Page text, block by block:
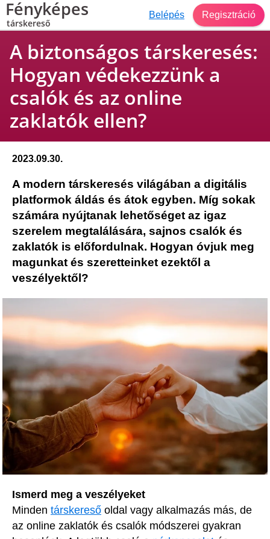
Fényképes
társkereső
Belépés Regisztráció
A biztonságos társkeresés:
Hogyan védekezzünk a
csalók és az online
zaklatók ellen?
2023.09.30.
A modern társkeresés világában a digitális
platformok áldás és átok egyben. Míg sokak
számára nyújtanak lehetőséget az igaz
szerelem megtalálására, sajnos csalók és
zaklatók is előfordulnak. Hogyan óvjuk meg
magunkat és szeretteinket ezektől a
veszélyektől?
Ismerd meg a veszélyeket
Minden társkereső oldal vagy alkalmazás más, de
az online zaklatók és csalók módszerei gyakran